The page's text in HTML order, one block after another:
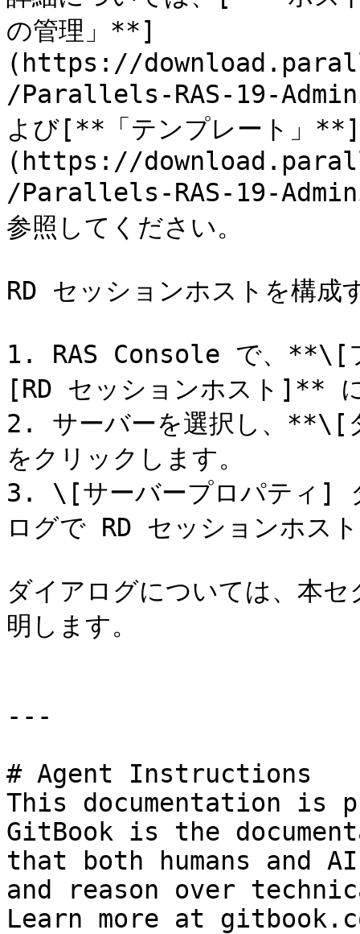
の管理」**]
(https://
/Parallels-RAS-19-
よび[**「テンプレート」**]
(https://
/Parallels-RAS-19-
参照してください。
RD セッションホストを構成
1. RAS Console で、
[RD セッションホスト]**
2. サーバーを選択し、
をクリックします。
3. \[サーバープロパティ]
ログで RD セッションホス
ダイアログについては、本
明します。
---
# Agent Instructions
This documentation is
GitBook is the
that both humans and
and reason over
Learn more at